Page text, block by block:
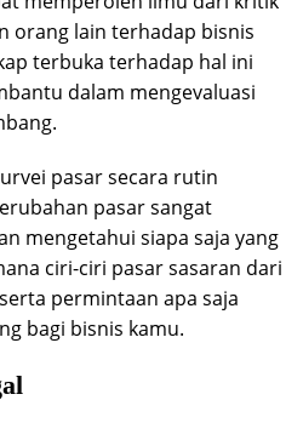
orang lain terhadap bisnis
terbuka terhadap hal ini
dalam mengevaluasi
pasar secara rutin
pasar sangat
mengetahui siapa saja yang
ciri-ciri pasar sasaran dari
permintaan apa saja
bagi bisnis kamu.